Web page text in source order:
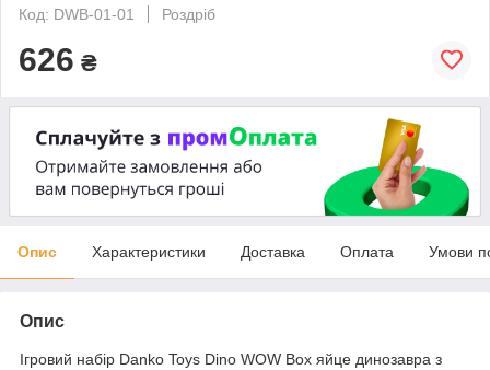
Код: DWB-01-01
Роздріб
626 ₴
Опис Характеристики Доставка Оплата Умови
Опис
Ігровий набір Danko Toys Dino WOW Box яйце динозавра з